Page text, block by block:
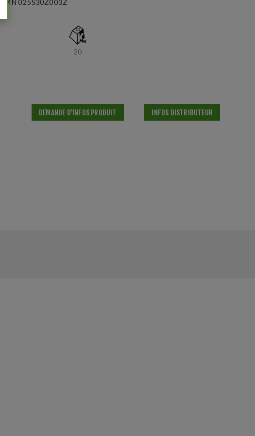
GMN 025S30Z003Z
20
DEMANDE D'INFOS PRODUIT INFOS DISTRIBUTEUR